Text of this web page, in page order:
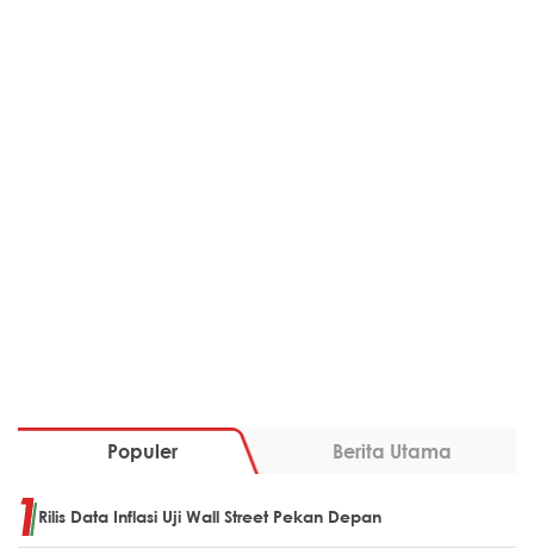
Populer Berita Utama
Rilis Data Inflasi Uji Wall Street Pekan Depan